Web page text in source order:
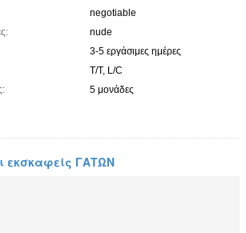
negotiable
nude
3-5 εργάσιμες ημέρες
T/T, L/C
5 μονάδες
εκσκαφείς ΓΑΤΩΝ